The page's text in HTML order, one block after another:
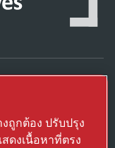
านเทคโนโลยี
ถูกต้อง ปรับปรุง
ดงเนื้อหาที่ตรง